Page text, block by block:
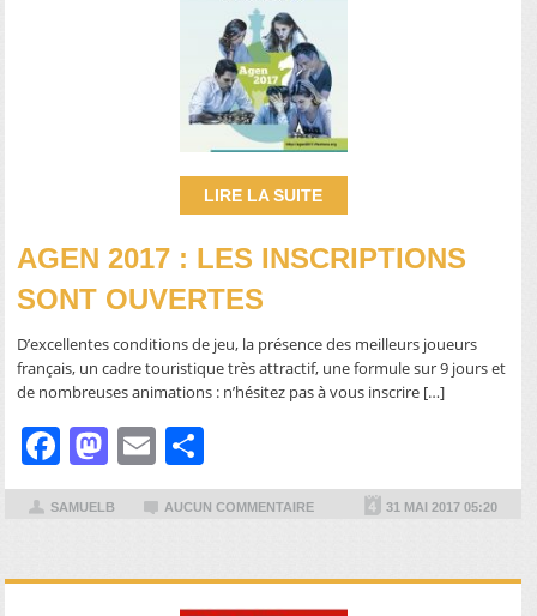
LIRE LA SUITE
AGEN 2017 : LES INSCRIPTIONS
SONT OUVERTES
D’excellentes conditions de jeu, la présence des meilleurs joueurs
français, un cadre touristique très attractif, une formule sur 9 jours et
de nombreuses animations : n’hésitez pas à vous inscrire […]
FacebookMastodonEmail
SAMUELB AUCUN COMMENTAIRE 31 MAI 2017 05:20